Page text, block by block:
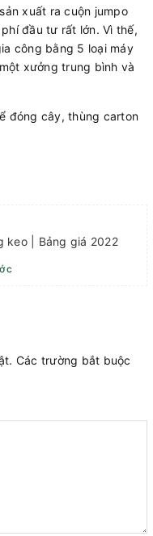
xuất ra cuộn jumpo
đầu tư rất lớn. Vì thế,
công bằng 5 loại máy
xưởng trung bình và
đóng cây, thùng carton
keo | Bảng giá 2022
Các trường bắt buộc